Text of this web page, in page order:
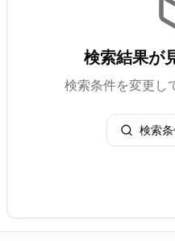
検索結果が
検索条件を変更し
検索